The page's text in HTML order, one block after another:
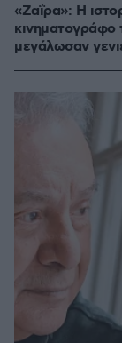
«Ζαΐρα»: Η
κινηματογράφο
μεγάλωσαν